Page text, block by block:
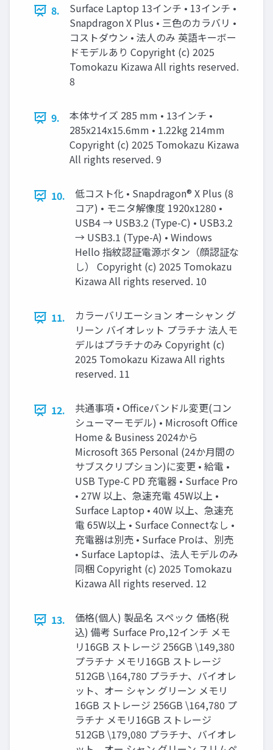
8.
Surface Laptop 13インチ • 13インチ •
Snapdragon X Plus • 三色のカラバリ •
コストダウン • 法人のみ 英語キーボー
ドモデルあり Copyright (c) 2025
Tomokazu Kizawa All rights reserved.
8
9.
本体サイズ 285 mm • 13インチ •
285x214x15.6mm • 1.22kg 214mm
Copyright (c) 2025 Tomokazu Kizawa
All rights reserved. 9
10.
低コスト化 • Snapdragon® X Plus (8
コア) • モニタ解像度 1920x1280 •
USB4 → USB3.2 (Type-C) • USB3.2
→ USB3.1 (Type-A) • Windows
Hello 指紋認証電源ボタン（顔認証な
し） Copyright (c) 2025 Tomokazu
Kizawa All rights reserved. 10
11.
カラーバリエーション オーシャン グ
リーン バイオレット プラチナ 法人モ
デルはプラチナのみ Copyright (c)
2025 Tomokazu Kizawa All rights
reserved. 11
12.
共通事項 • Officeバンドル変更(コン
シューマーモデル) • Microsoft Office
Home & Business 2024から
Microsoft 365 Personal (24か月間の
サブスクリプション)に変更 • 給電 •
USB Type-C PD 充電器 • Surface Pro
• 27W 以上、急速充電 45W以上 •
Surface Laptop • 40W 以上、急速充
電 65W以上 • Surface Connectなし •
充電器は別売 • Surface Proは、別売
• Surface Laptopは、法人モデルのみ
同梱 Copyright (c) 2025 Tomokazu
Kizawa All rights reserved. 12
13.
価格(個人) 製品名 スペック 価格(税
込) 備考 Surface Pro,12インチ メモ
リ16GB ストレージ 256GB \149,380
プラチナ メモリ16GB ストレージ
512GB \164,780 プラチナ、バイオレ
ット、オー シャン グリーン メモリ
16GB ストレージ 256GB \164,780 プ
ラチナ メモリ16GB ストレージ
512GB \179,080 プラチナ、バイオレ